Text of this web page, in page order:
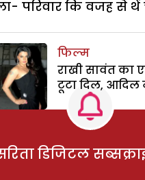
परिवार कि वजह से
फिल्म
राखी सावंत का
टूटा दिल, आदिल
डिजिटल